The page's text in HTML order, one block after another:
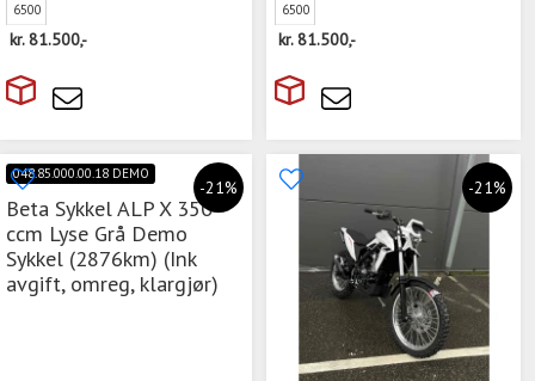
6500
kr.81.500,-
6500
kr.81.500,-
-21%
048.85.000.00.18 DEMO
Beta Sykkel ALP X 350
ccm Lyse Grå Demo
Sykkel (2876km) (Ink
avgift, omreg, klargjør)
-21%